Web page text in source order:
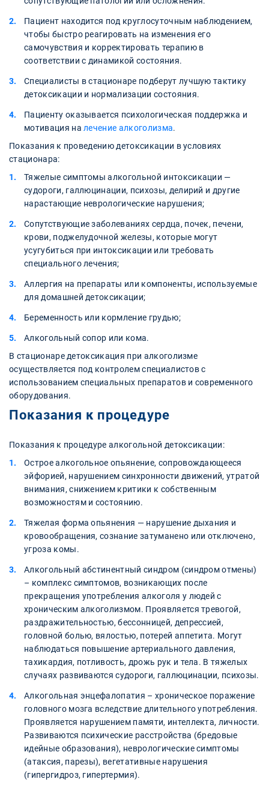
Пациент находится под круглосуточным наблюдением,
чтобы быстро реагировать на изменения его
самочувствия и корректировать терапию в
соответствии с динамикой состояния.
Специалисты в стационаре подберут лучшую тактику
детоксикации и нормализации состояния.
Пациенту оказывается психологическая поддержка и
мотивация налечение алкоголизма.
Показания к проведению детоксикации в условиях
стационара:
Тяжелые симптомы алкогольной интоксикации —
судороги, галлюцинации, психозы, делирий и другие
нарастающие неврологические нарушения;
Сопутствующие заболеваниях сердца, почек, печени,
крови, поджелудочной железы, которые могут
усугубиться при интоксикации или требовать
специального лечения;
Аллергия на препараты или компоненты, используемые
для домашней детоксикации;
Беременность или кормление грудью;
Алкогольный сопор или кома.
В стационаре детоксикация при алкоголизме
осуществляется под контролем специалистов с
использованием специальных препаратов и современного
оборудования.
Показания к процедуре
Показания к процедуре алкогольной детоксикации:
Острое алкогольное опьянение, сопровождающееся
эйфорией, нарушением синхронности движений, утратой
внимания, снижением критики к собственным
возможностям и состоянию.
Тяжелая форма опьянения — нарушение дыхания и
кровообращения, сознание затуманено или отключено,
угроза комы.
Алкогольный абстинентный синдром (синдром отмены)
– комплекс симптомов, возникающих после
прекращения употребления алкоголя у людей с
хроническим алкоголизмом. Проявляется тревогой,
раздражительностью, бессонницей, депрессией,
головной болью, вялостью, потерей аппетита. Могут
наблюдаться повышение артериального давления,
тахикардия, потливость, дрожь рук и тела. В тяжелых
случаях развиваются судороги, галлюцинации, психозы.
Алкогольная энцефалопатия – хроническое поражение
головного мозга вследствие длительного употребления.
Проявляется нарушением памяти, интеллекта, личности.
Развиваются психические расстройства (бредовые
идейные образования), неврологические симптомы
(атаксия, парезы), вегетативные нарушения
(гипергидроз, гипертермия).